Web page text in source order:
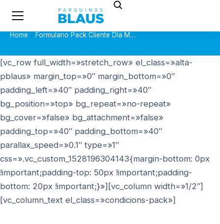
You are here:
Home Formulario Pack Cliente Día M…
[vc_row full_width=»stretch_row» el_class=»alta-
pblaus» margin_top=»0″ margin_bottom=»0″
padding_left=»40″ padding_right=»40″
bg_position=»top» bg_repeat=»no-repeat»
bg_cover=»false» bg_attachment=»false»
padding_top=»40″ padding_bottom=»40″
parallax_speed=»0.1″ type=»1″
css=».vc_custom_1528196304143{margin-bottom: 0px
!important;padding-top: 50px !important;padding-
bottom: 20px !important;}»][vc_column width=»1/2″]
[vc_column_text el_class=»condicions-pack»]